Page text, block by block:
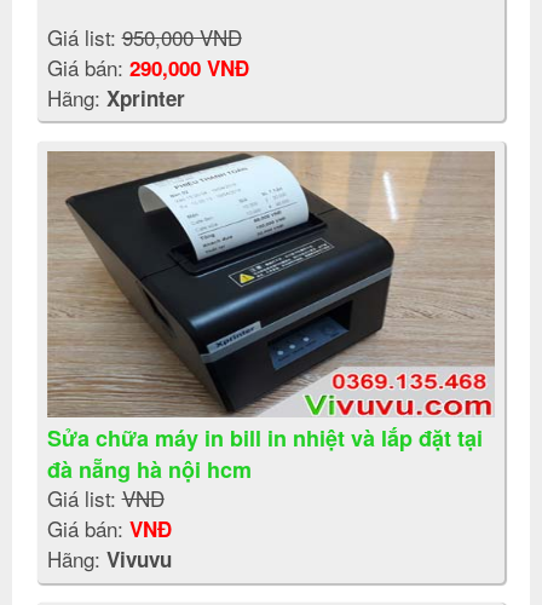
Giá list:950,000 VNĐ
Giá bán: 290,000 VNĐ
Hãng: Xprinter
Sửa chữa máy in bill in nhiệt và lắp đặt tại
đà nẵng hà nội hcm
Giá list:VNĐ
Giá bán: VNĐ
Hãng: Vivuvu